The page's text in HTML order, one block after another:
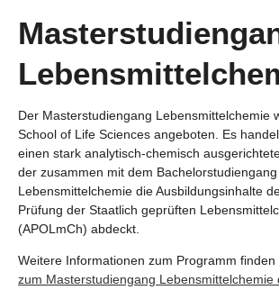
Der Masterstudiengang Lebensmittelchemie
School of Life Sciences angeboten. Es
einen stark analytisch-chemisch
der zusammen mit dem Bachelorstudiengang
Lebensmittelchemie die Ausbildungsinhalte
Prüfung der Staatlich geprüften
(APOLmCh) abdeckt.
Weitere Informationen zum Programm finden
zum Masterstudiengang Lebensmittelchemie